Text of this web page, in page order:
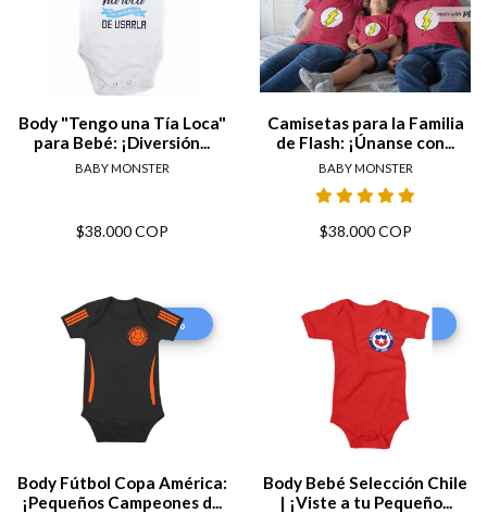
Body "Tengo una Tía Loca"
para Bebé: ¡Diversión...
BABY MONSTER
$38.000 COP
Camisetas para la Familia
de Flash: ¡Únanse con...
BABY MONSTER
$38.000 COP
-16%
Body Fútbol Copa América:
¡Pequeños Campeones d...
-18%
Body Bebé Selección Chile
| ¡Viste a tu Pequeño...